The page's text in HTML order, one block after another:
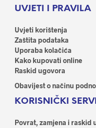
UVJETI I PRAVILA
Uvjeti korištenja
Zaštita podataka
Uporaba kolačića
Kako kupovati online
Raskid ugovora
Obavijest o načinu
KORISNIČKI
Povrat, zamjena i raskid